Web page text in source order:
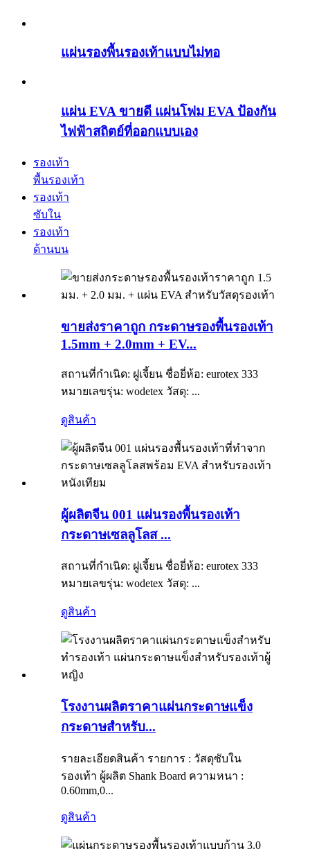
แผ่นรองพื้นรองเท้าแบบไม่ทอ
แผ่น EVA ขายดี แผ่นโฟม EVA ป้องกัน
ไฟฟ้าสถิตย์ที่ออกแบบเอง
รองเท้า
พื้นรองเท้า
รองเท้า
ซับใน
รองเท้า
ด้านบน
ขายส่งราคาถูก กระดาษรองพื้นรองเท้า
1.5mm + 2.0mm + EV...
สถานที่กำเนิด: ฝูเจี้ยน ชื่อยี่ห้อ: eurotex 333
หมายเลขรุ่น: wodetex วัสดุ: ...
ดูสินค้า
ผู้ผลิตจีน 001 แผ่นรองพื้นรองเท้า
กระดาษเซลลูโลส ...
สถานที่กำเนิด: ฝูเจี้ยน ชื่อยี่ห้อ: eurotex 333
หมายเลขรุ่น: wodetex วัสดุ: ...
ดูสินค้า
โรงงานผลิตราคาแผ่นกระดาษแข็ง
กระดาษสำหรับ...
รายละเอียดสินค้า รายการ : วัสดุซับใน
รองเท้า ผู้ผลิต Shank Board ความหนา :
0.60mm,0...
ดูสินค้า